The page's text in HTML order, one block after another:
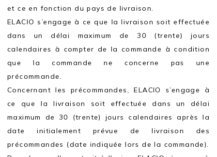
et ce en fonction du pays de livraison.
ELACIO s’engage à ce que la livraison soit effectuée
dans un délai maximum de 30 (trente) jours
calendaires à compter de la commande à condition
que la commande ne concerne pas une
précommande.
Concernant les précommandes, ELACIO s’engage à
ce que la livraison soit effectuée dans un délai
maximum de 30 (trente) jours calendaires après la
date initialement prévue de livraison des
précommandes (date indiquée lors de la commande).